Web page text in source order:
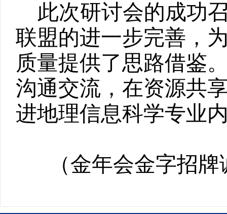
此次研讨会的成功
联盟的进一步完善，
质量提供了思路借鉴
沟通交流，在资源共
进地理信息科学专业
（金年会金字招牌